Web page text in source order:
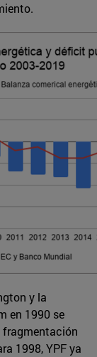
y la
en 1990 se
fragmentación
1998, YPF ya